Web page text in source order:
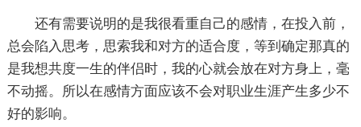
还有需要说明的是我很看重自己的感情，在投入前，
总会陷入思考，思索我和对方的适合度，等到确定那真的
是我想共度一生的伴侣时，我的心就会放在对方身上，毫
不动摇。所以在感情方面应该不会对职业生涯产生多少不
好的影响。